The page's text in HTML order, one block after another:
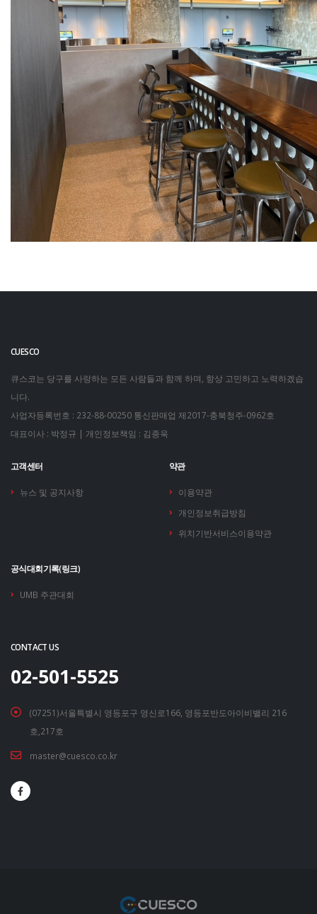
CUESCO
큐스코는 당구를 사랑하는 모든 사람들과 함께 하며, 항상 고민하고 노력하겠습
니다.
사업자등록번호 : 232-88-00250 통신판매업 제2017-충북청주-0962호
대표이사 : 박정규 | 개인정보책임 : 김종욱
고객센터
뉴스 및 공지사항
약관
이용약관
개인정보취급방침
위치기반서비스이용약관
공식대회기록(링크)
UMB 주관대회
CONTACT US
02-501-5525
(07251)서울특별시 영등포구 영신로166, 영등포반도아이비밸리 216
호,217호
master@cuesco.co.kr